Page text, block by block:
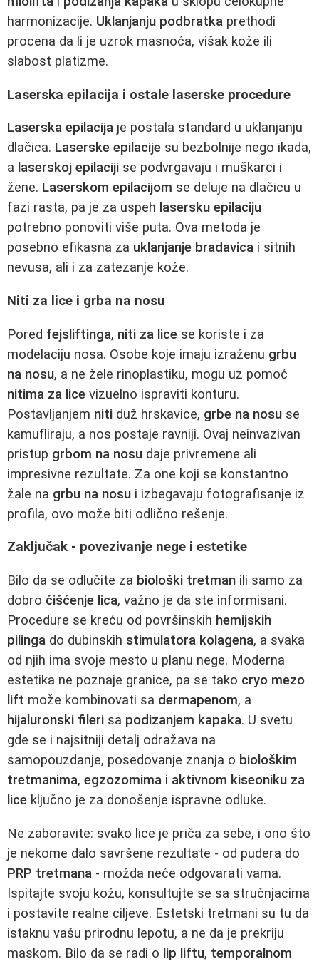
harmonizacije. Uklanjanju podbratka prethodi
procena da li je uzrok masnoća, višak kože ili
slabost platizme.
Laserska epilacija i ostale laserske procedure
Laserska epilacija je postala standard u uklanjanju
dlačica. Laserske epilacije su bezbolnije nego ikada,
a laserskoj epilaciji se podvrgavaju i muškarci i
žene. Laserskom epilacijom se deluje na dlačicu u
fazi rasta, pa je za uspeh lasersku epilaciju
potrebno ponoviti više puta. Ova metoda je
posebno efikasna za uklanjanje bradavica i sitnih
nevusa, ali i za zatezanje kože.
Niti za lice i grba na nosu
Pored fejsliftinga, niti za lice se koriste i za
modelaciju nosa. Osobe koje imaju izraženu grbu
na nosu, a ne žele rinoplastiku, mogu uz pomoć
nitima za lice vizuelno ispraviti konturu.
Postavljanjem niti duž hrskavice, grbe na nosu se
kamufliraju, a nos postaje ravniji. Ovaj neinvazivan
pristup grbom na nosu daje privremene ali
impresivne rezultate. Za one koji se konstantno
žale na grbu na nosu i izbegavaju fotografisanje iz
profila, ovo može biti odlično rešenje.
Zaključak - povezivanje nege i estetike
Bilo da se odlučite za biološki tretman ili samo za
dobro čišćenje lica, važno je da ste informisani.
Procedure se kreću od površinskih hemijskih
pilinga do dubinskih stimulatora kolagena, a svaka
od njih ima svoje mesto u planu nege. Moderna
estetika ne poznaje granice, pa se tako cryo mezo
lift može kombinovati sa dermapenom, a
hijaluronski fileri sa podizanjem kapaka. U svetu
gde se i najsitniji detalj odražava na
samopouzdanje, posedovanje znanja o biološkim
tretmanima, egzozomima i aktivnom kiseoniku za
lice ključno je za donošenje ispravne odluke.
Ne zaboravite: svako lice je priča za sebe, i ono što
je nekome dalo savršene rezultate - od pudera do
PRP tretmana - možda neće odgovarati vama.
Ispitajte svoju kožu, konsultujte se sa stručnjacima
i postavite realne ciljeve. Estetski tretmani su tu da
istaknu vašu prirodnu lepotu, a ne da je prekriju
maskom. Bilo da se radi o lip liftu, temporalnom